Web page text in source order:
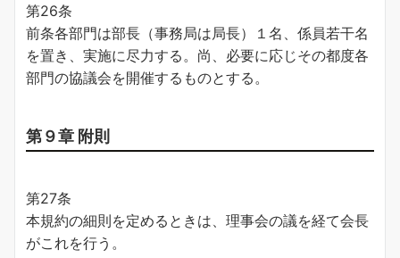
第26条
前条各部門は部長（事務局は局長）１名、係員若干名
を置き、実施に尽力する。尚、必要に応じその都度各
部門の協議会を開催するものとする。
第９章 附則
第27条
本規約の細則を定めるときは、理事会の議を経て会長
がこれを行う。